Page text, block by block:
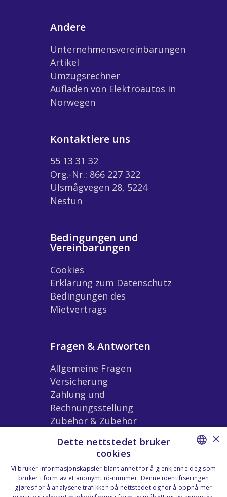
Andere
Unternehmensvereinbarungen
Artikel
Umzugsrechner
Aufladen von Elektroautos in
Norwegen
Kontaktiere uns
55 13 31 32
Org.-Nr.: 866 227 322
Ulsmågvegen 28, 5224
Nestun
Bedingungen und
Vereinbarungen
Cookies
Erklärung zum Datenschutz
Bedingungen des
Mietvertrags
Fragen & Antworten
Allgemeine Fragen
Versicherung
Zahlung und
Rechnungsstellung
Zubehör & Zubehör
Vermietung
Unsere Standorte
NORWEGIAN
ENGLISH
×
Dette nettstedet bruker
cookies
Vi bruker informasjonskapsler blant annet for å gjenkjenne deg som
bruker i form av et anonymt id-nummer. Denne identifiseringen
gjøres for å analysere trafikken på nettstedet og for å oppnå mer